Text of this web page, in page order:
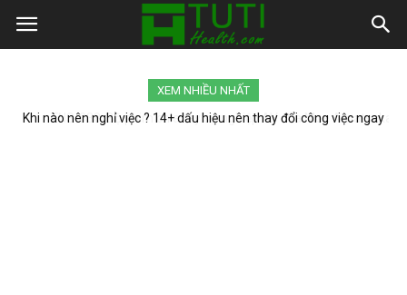
XEM NHIỀU NHẤT
FNS-038: Bộ phim chia tay sự nghiệp AV của Moe Amatsuka